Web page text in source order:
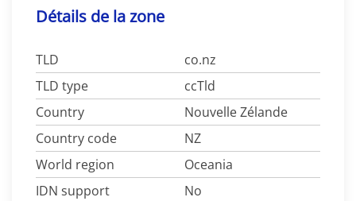
Détails de la zone
TLD
co.nz
TLD type
ccTld
Country
Nouvelle Zélande
Country code
NZ
World region
Oceania
IDN support
No